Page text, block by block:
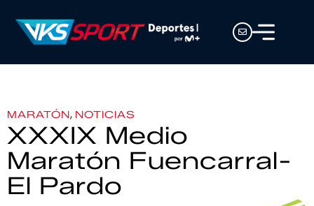
MARATÓN, NOTICIAS
XXXIX Medio
Maratón Fuencarral-
El Pardo